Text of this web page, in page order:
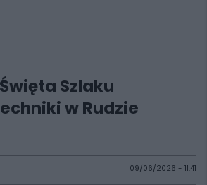
Szlaku
w Rudzie
09/06/2026 - 11:41